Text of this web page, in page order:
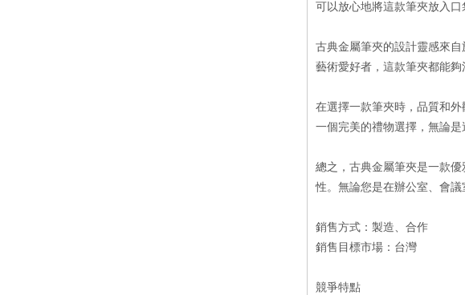
可以放心地將這款筆夾放入口
古典金屬筆夾的設計靈感來
藝術愛好者，這款筆夾都能夠
在選擇一款筆夾時，品質和
一個完美的禮物選擇，無論
總之，古典金屬筆夾是一款
性。無論您是在辦公室、會
銷售方式：製造、合作
銷售目標市場：台灣
競爭特點